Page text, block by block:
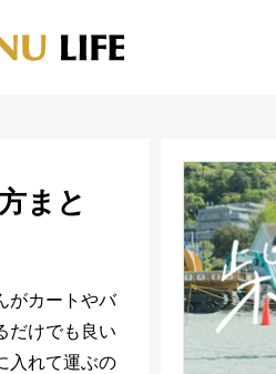
まと
がカートやバ
だけでも良い
入れて運ぶの